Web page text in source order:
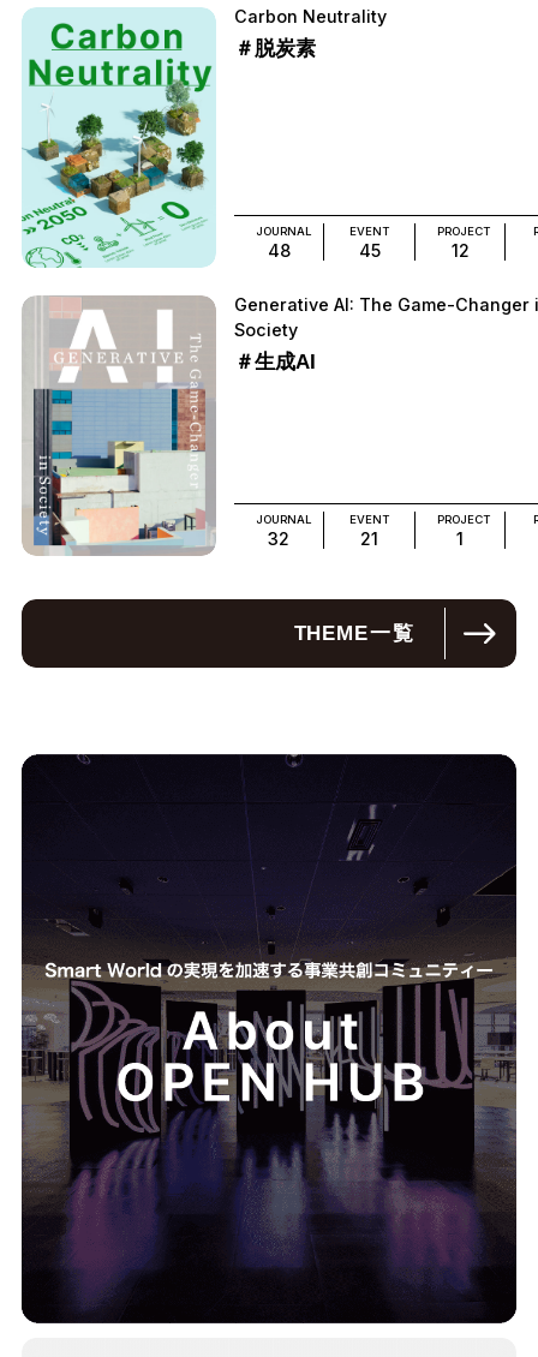
Carbon Neutrality
＃脱炭素
JOURNAL
48
EVENT
45
PROJECT
12
Generative AI: The Game-Changer
Society
＃生成AI
JOURNAL
32
EVENT
21
PROJECT
1
THEME一覧